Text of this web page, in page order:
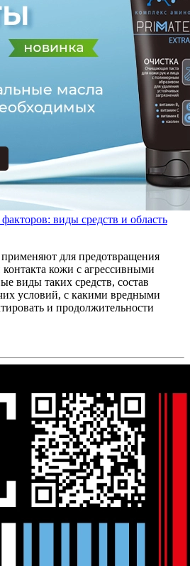
виды средств и область
для предотвращения
кожи с агрессивными
виды таких средств, состав
условий, с какими вредными
и продолжительности